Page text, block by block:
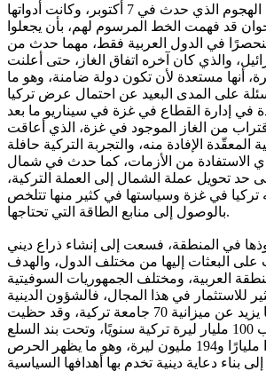
وقد استنكرت تركيا الهجوم الذي حدث في 7 أكتوبر، وكانت أدواتها
قد فهمت الخط المرسوم لهم، بأن يجعلوا
في الدول العربية فقط، مهما حدث من
والذي كان آخره اتفاق الغاز، حتى أعلنت
أنها مستعدة لأن تكون دولة ضامنة، وهو ما
على المدى البعيد عن احتمال عرض تركيا
في إدارة القطاع في غزة في سيناريو ما بعد
من الغاز الموجود في غزة، الذي أعاقت
المعقّدة الإفادة منه، والتجربة التركية حافلة
الاستفادة من الأزمات، كما حدث في شمال
تحويل عملة الشمال إلى العملة التركية،
تركيا في غزة وسياستها في كثير منها تتلخص
بالوصول إلى منابع الطاقة التي تحتاجها.
في المنطقة، فسعت إلى إنشاء ذراع ديني
على البعثات إليها من مختلف الدول، والهدف
العربية، ومختلف الجمهوريات السوفيتية
للاستثمار في هذا المجال، فالشؤون الدينية
التركية تنفق بما يزيد عن ميزانية 70 جامعة تركية، وقد حظيت
بميزانية تقارب 100 مليار ليرة تركية سنويًا، وتحت بند السلع
والخدمات أنفقوا مليارًا و194 مليون ليرة، وهو ما يظهر الحرص